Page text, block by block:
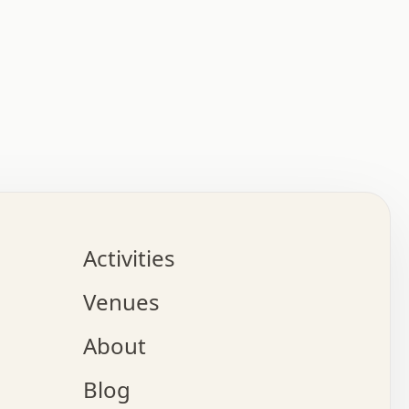
.   .   .   .   .   .   .   .   x   .   .   .   .
o   .   .   .   .   .   .   .   .   x   .   .   .
.   .   .   :   .   .   .   x   .   .   .   :   .
.   .   .   +   .   .   .   .   .   .   .   .   x
.   .   x   .   .   .   .   .   .   :   .   .   .
.   .   .   .   .   +   .   .   .   .   x   .   .
.   .   .   .   x   .   .   o   .   .   .   .   .
.   .   .   .   .   .   .   .   .   .   .   .   .
Activities
Venues
About
Blog